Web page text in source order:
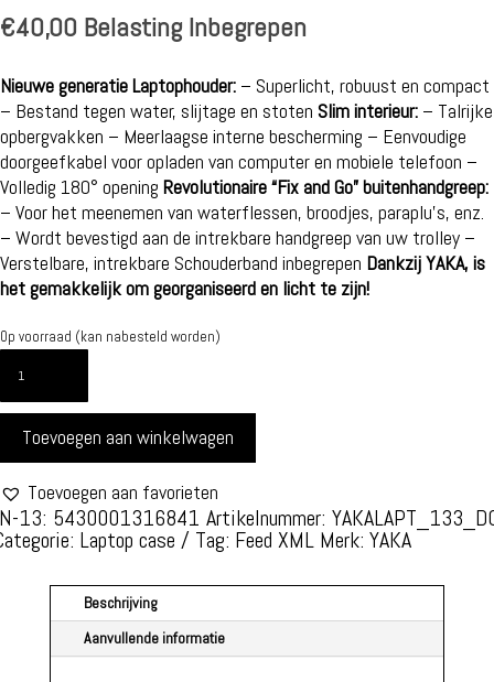
€40,00 Belasting Inbegrepen
Nieuwe generatie Laptophouder: – Superlicht, robuust en compact
– Bestand tegen water, slijtage en stoten Slim interieur: – Talrijke
opbergvakken – Meerlaagse interne bescherming – Eenvoudige
doorgeefkabel voor opladen van computer en mobiele telefoon –
Volledig 180° opening Revolutionaire “Fix and Go” buitenhandgreep:
– Voor het meenemen van waterflessen, broodjes, paraplu’s, enz.
– Wordt bevestigd aan de intrekbare handgreep van uw trolley –
Verstelbare, intrekbare Schouderband inbegrepen Dankzij YAKA, is
het gemakkelijk om georganiseerd en licht te zijn!
Op voorraad (kan nabesteld worden)
13,3
INCH
-
DONKERGRIJS
MET
REVOLUTIONAIRE
Toevoegen aan winkelwagen
Toevoegen aan favorieten
13: 5430001316841 Artikelnummer:
Laptop case Tag: Feed XML Merk: YAKA
Beschrijving
Aanvullende informatie